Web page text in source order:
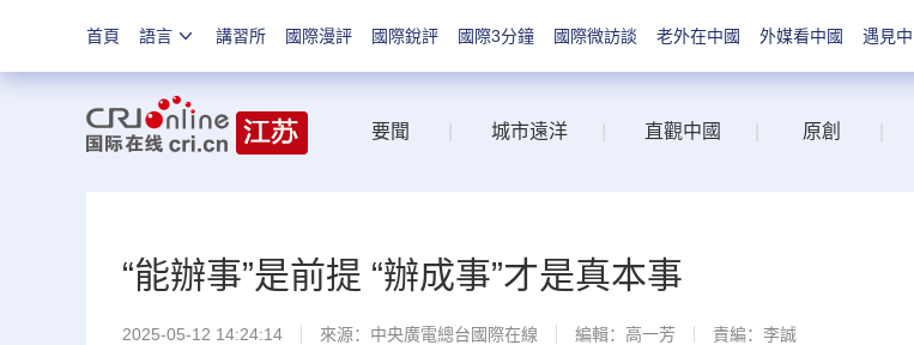
首頁 語言 講習所 國際漫評 國際銳評 國際3分鐘 國際微訪談 老外在中國 外媒看中國 遇見
要聞 城市遠洋 直觀中國 原創
“能辦事”是前提 “辦成事”才是真本事
2025-05-12 14:24:14 來源：中央廣電總台國際在線 編輯：高一芳 責編：李誠